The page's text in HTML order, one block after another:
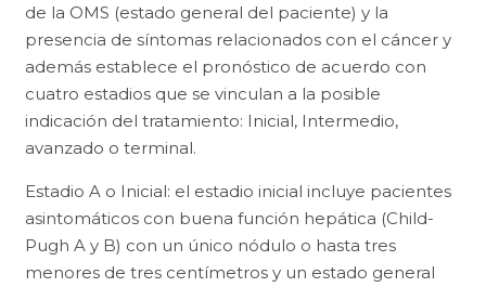
de la OMS (estado general del paciente) y la
presencia de síntomas relacionados con el cáncer y
además establece el pronóstico de acuerdo con
cuatro estadios que se vinculan a la posible
indicación del tratamiento: Inicial, Intermedio,
avanzado o terminal.
Estadio A o Inicial: el estadio inicial incluye pacientes
asintomáticos con buena función hepática (Child-
Pugh A y B) con un único nódulo o hasta tres
menores de tres centímetros y un estado general